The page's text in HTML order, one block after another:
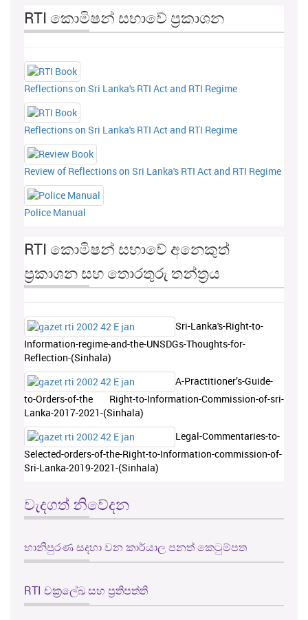
RTI කොමිෂන් සභාවේ ප්‍රකාශන
Reflections on Sri Lanka's RTI Act and RTI Regime
Reflections on Sri Lanka's RTI Act and RTI Regime
Review of Reflections on Sri Lanka's RTI Act and RTI Regime
Police Manual
RTI කොමිෂන් සභාවේ අනෙකුත්
ප්‍රකාශන සහ තොරතුරු තන්ත්‍රය
Sri-Lanka's-Right-to-
Information-regime-and-the-UNSDGs-Thoughts-for-
Reflection-(Sinhala)
A-Practitioner’s-Guide-
to-Orders-of-the Right-to-Information-Commission-of-sri-
Lanka-2017-2021-(Sinhala)
Legal-Commentaries-to-
Selected-orders-of-the-Right-to-Information-commission-of-
Sri-Lanka-2019-2021-(Sinhala)
වැදගත් නිවේදන
හානිපුරණ සදහා වන කාර්යාල පනත් කෙටුම්පත
RTI චක්‍රලේඛ සහ ප්‍රතිපත්ති